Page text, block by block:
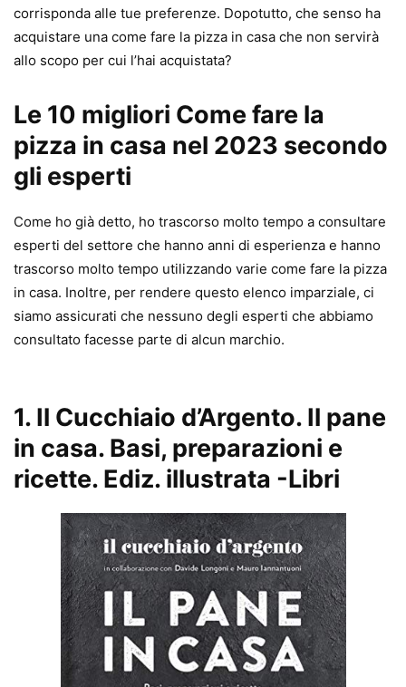
corrisponda alle tue preferenze. Dopotutto, che senso ha
acquistare una come fare la pizza in casa che non servirà
allo scopo per cui l’hai acquistata?
Le 10 migliori Come fare la
pizza in casa nel 2023 secondo
gli esperti
Come ho già detto, ho trascorso molto tempo a consultare
esperti del settore che hanno anni di esperienza e hanno
trascorso molto tempo utilizzando varie come fare la pizza
in casa. Inoltre, per rendere questo elenco imparziale, ci
siamo assicurati che nessuno degli esperti che abbiamo
consultato facesse parte di alcun marchio.
1. Il Cucchiaio d’Argento. Il pane
in casa. Basi, preparazioni e
ricette. Ediz. illustrata -Libri